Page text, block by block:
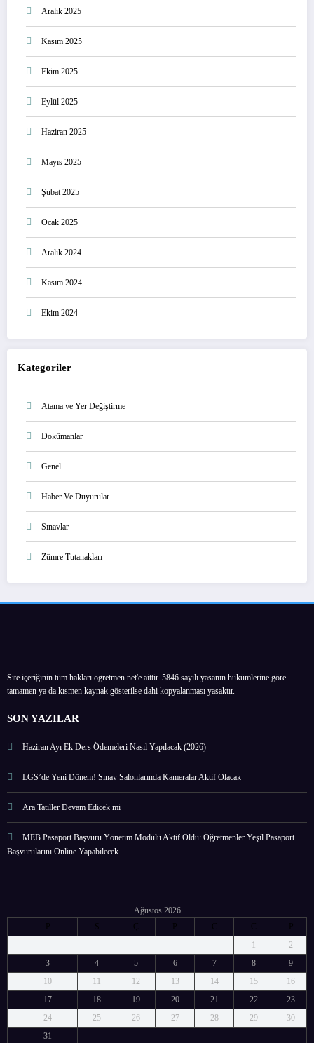
Aralık 2025
Kasım 2025
Ekim 2025
Eylül 2025
Haziran 2025
Mayıs 2025
Şubat 2025
Ocak 2025
Aralık 2024
Kasım 2024
Ekim 2024
Kategoriler
Atama ve Yer Değiştirme
Dokümanlar
Genel
Haber Ve Duyurular
Sınavlar
Zümre Tutanakları
Site içeriğinin tüm hakları ogretmen.net'e aittir. 5846 sayılı yasanın hükümlerine göre
tamamen ya da kısmen kaynak gösterilse dahi kopyalanması yasaktır.
SON YAZILAR
Haziran Ayı Ek Ders Ödemeleri Nasıl Yapılacak (2026)
LGS’de Yeni Dönem! Sınav Salonlarında Kameralar Aktif Olacak
Ara Tatiller Devam Edicek mi
MEB Pasaport Başvuru Yönetim Modülü Aktif Oldu: Öğretmenler Yeşil Pasaport
Başvurularını Online Yapabilecek
Ağustos 2026
P
S Ç P C C
P
1
2
3
4 5 6 7 8
9
10
11 12 13 14 15
16
17
18 19 20 21 22
23
24
25 26 27 28 29
30
31